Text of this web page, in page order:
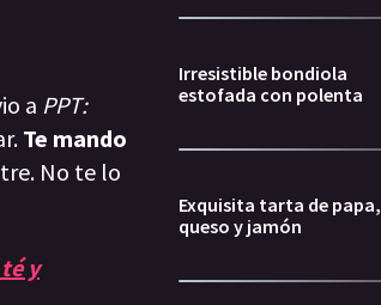
a PPT:
Te mando
No te lo
y
Irresistible bondiola
estofada con polenta
Exquisita tarta de papa,
queso y jamón